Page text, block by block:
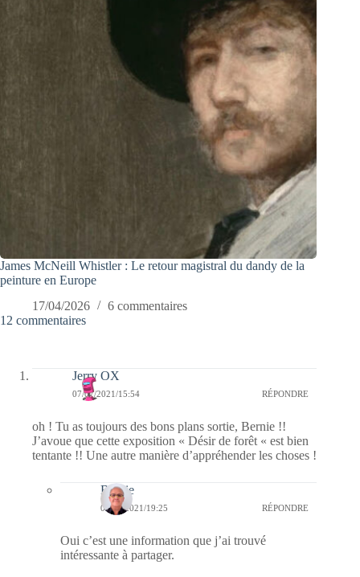
James McNeill Whistler : Le retour magistral du dandy de la
peinture en Europe
17/04/2026
6 commentaires
12 commentaires
Jerry OX
07/07/2021/15:54 RÉPONDRE
oh ! Tu as toujours des bons plans sortie, Bernie !!
J’avoue que cette exposition « Désir de forêt « est bien
tentante !! Une autre manière d’appréhender les choses !
Bernie
07/07/2021/19:25 RÉPONDRE
Oui c’est une information que j’ai trouvé
intéressante à partager.